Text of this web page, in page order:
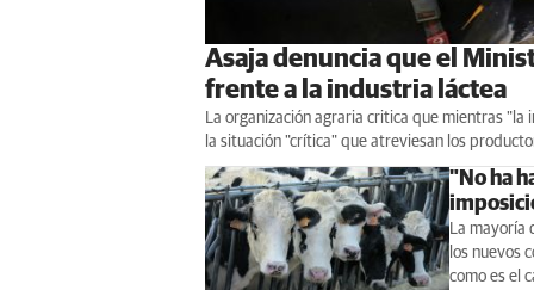
Asaja denuncia que el
frente a la industria láctea
La organización agraria critica que mientras
la situación "crítica" que atreviesan los
"No ha
La mayoría
los nuevos
como es el